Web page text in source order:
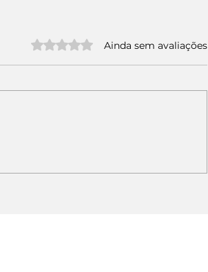
Avaliado com 0 de 5 estrelas.
Ainda sem avaliações